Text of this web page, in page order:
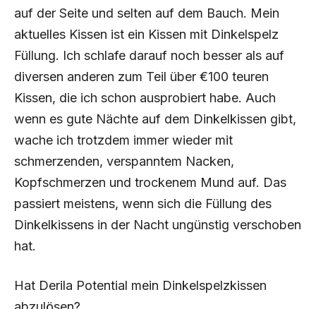
auf der Seite und selten auf dem Bauch. Mein
aktuelles Kissen ist ein Kissen mit Dinkelspelz
Füllung. Ich schlafe darauf noch besser als auf
diversen anderen zum Teil über €100 teuren
Kissen, die ich schon ausprobiert habe. Auch
wenn es gute Nächte auf dem Dinkelkissen gibt,
wache ich trotzdem immer wieder mit
schmerzenden, verspanntem Nacken,
Kopfschmerzen und trockenem Mund auf. Das
passiert meistens, wenn sich die Füllung des
Dinkelkissens in der Nacht ungünstig verschoben
hat.
Hat Derila Potential mein Dinkelspelzkissen